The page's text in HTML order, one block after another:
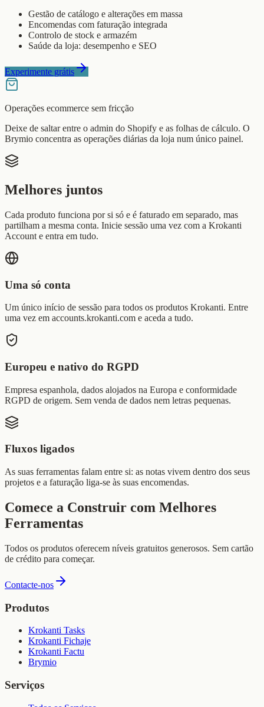
Gestão de catálogo e alterações em massa
Encomendas com faturação integrada
Controlo de stock e armazém
Saúde da loja: desempenho e SEO
Experimente grátis
Operações ecommerce sem fricção
Deixe de saltar entre o admin do Shopify e as folhas de cálculo. O
Brymio concentra as operações diárias da loja num único painel.
Melhores juntos
Cada produto funciona por si só e é faturado em separado, mas
partilham a mesma conta. Inicie sessão uma vez com a Krokanti
Account e entra em tudo.
Uma só conta
Um único início de sessão para todos os produtos Krokanti. Entre
uma vez em accounts.krokanti.com e aceda a tudo.
Europeu e nativo do RGPD
Empresa espanhola, dados alojados na Europa e conformidade
RGPD de origem. Sem venda de dados nem letras pequenas.
Fluxos ligados
As suas ferramentas falam entre si: as notas vivem dentro dos seus
projetos e a faturação liga-se às suas encomendas.
Comece a Construir com Melhores
Ferramentas
Todos os produtos oferecem níveis gratuitos generosos. Sem cartão
de crédito para começar.
Contacte-nos
Produtos
Krokanti Tasks
Krokanti Fichaje
Krokanti Factu
Brymio
Serviços